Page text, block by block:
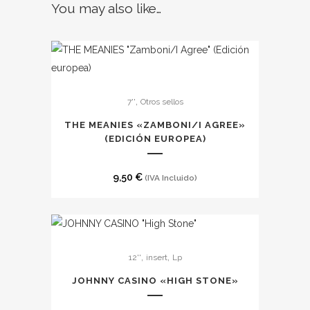
You may also like…
7'' Otros sellos
THE MEANIES «ZAMBONI​​​/​​​I AGREE»
(EDICI​Ó​N EUROPEA)
9,50 € (IVA Incluido)
12'' insert, Lp
JOHNNY CASINO «HIGH STONE»